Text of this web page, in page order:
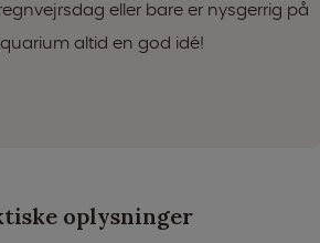
eller bare er nysgerrig på
altid en god idé!
oplysninger